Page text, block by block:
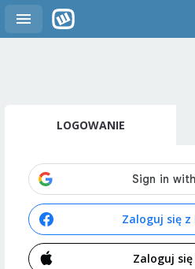
LOGOWANIE
Zaloguj się z
Zaloguj